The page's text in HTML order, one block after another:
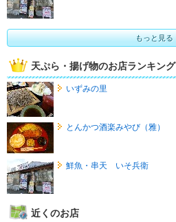
もっと見る
天ぷら・揚げ物のお店ランキング
いずみの里
とんかつ酒楽みやび（雅）
鮮魚・串天 いそ兵衛
近くのお店